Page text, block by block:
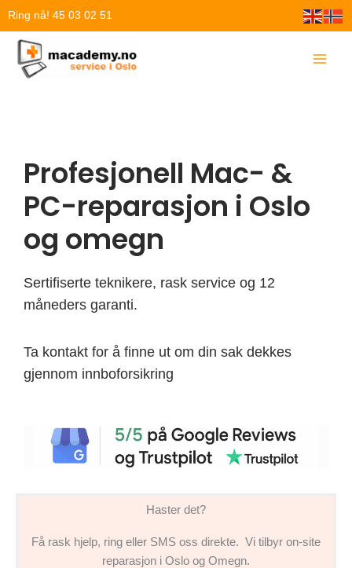
Hopp
innholdet
Ring nå! 45 03 02 51
Profesjonell Mac- &
PC-reparasjon i Oslo
og omegn
Sertifiserte teknikere, rask service og 12
måneders garanti.
Ta kontakt for å finne ut om din sak dekkes
gjennom innboforsikring
Haster det?
Få rask hjelp, ring eller SMS oss direkte. Vi tilbyr on-site
reparasjon i Oslo og Omegn.